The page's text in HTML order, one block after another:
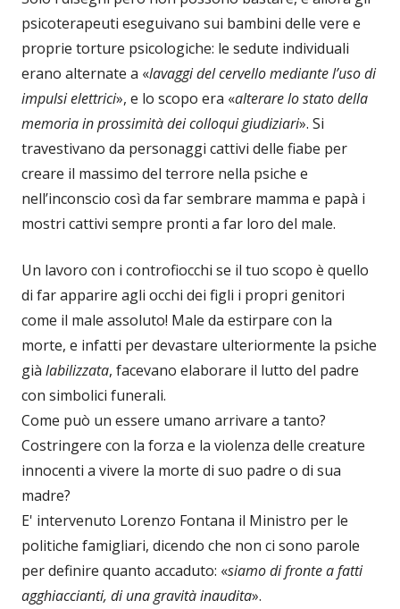
psicoterapeuti eseguivano sui bambini delle vere e
proprie torture psicologiche: le sedute individuali
erano alternate a «lavaggi del cervello mediante l’uso di
impulsi elettrici», e lo scopo era «alterare lo stato della
memoria in prossimità dei colloqui giudiziari». Si
travestivano da personaggi cattivi delle fiabe per
creare il massimo del terrore nella psiche e
nell’inconscio così da far sembrare mamma e papà i
mostri cattivi sempre pronti a far loro del male.
Un lavoro con i controfiocchi se il tuo scopo è quello
di far apparire agli occhi dei figli i propri genitori
come il male assoluto! Male da estirpare con la
morte, e infatti per devastare ulteriormente la psiche
già labilizzata, facevano elaborare il lutto del padre
con simbolici funerali.
Come può un essere umano arrivare a tanto?
Costringere con la forza e la violenza delle creature
innocenti a vivere la morte di suo padre o di sua
madre?
E' intervenuto Lorenzo Fontana il Ministro per le
politiche famigliari, dicendo che non ci sono parole
per definire quanto accaduto: «siamo di fronte a fatti
agghiaccianti, di una gravità inaudita».